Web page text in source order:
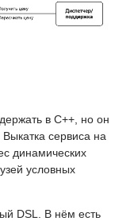
в C++, но он
сервиса на
динамических
условных
DSL. В нём есть